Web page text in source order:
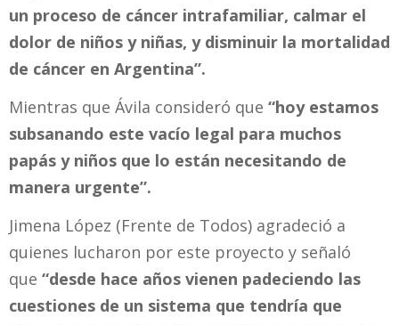
un proceso de cáncer intrafamiliar, calmar el
dolor de niños y niñas, y disminuir la mortalidad
de cáncer en Argentina”.
Mientras que Ávila consideró que “hoy estamos
subsanando este vacío legal para muchos
papás y niños que lo están necesitando de
manera urgente”.
Jimena López (Frente de Todos) agradeció a
quienes lucharon por este proyecto y señaló
que “desde hace años vienen padeciendo las
cuestiones de un sistema que tendría que